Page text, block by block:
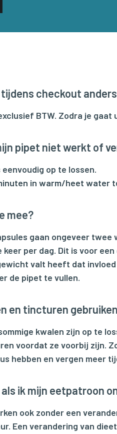
checkout
BTW. Zodra je
pipet niet werkt of
op te lossen.
in warm/heet water
mee?
gaan ongeveer twee
per dag. Dit is voor
valt heeft dat
de pipet te vullen.
en tincturen
kwalen zijn op te
voordat ze voorbij zijn.
hebben en vergen meer
ik mijn eetpatroon
ook zonder een
Een verandering van